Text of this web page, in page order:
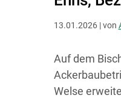
13.01.2026 | von
Auf dem
Welse